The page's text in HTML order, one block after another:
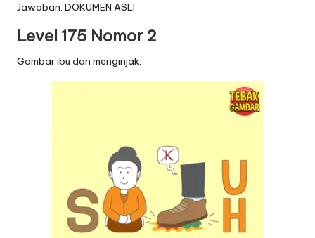
Jawaban: DOKUMEN ASLI
Level 175 Nomor 2
Gambar ibu dan menginjak.